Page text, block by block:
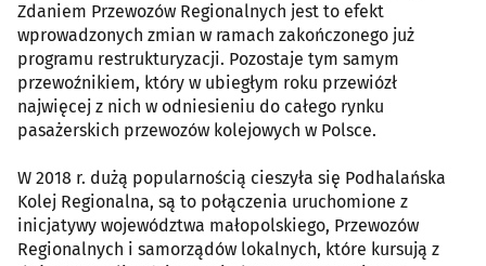
Zdaniem Przewozów Regionalnych jest to efekt
wprowadzonych zmian w ramach zakończonego już
programu restrukturyzacji. Pozostaje tym samym
przewoźnikiem, który w ubiegłym roku przewiózł
najwięcej z nich w odniesieniu do całego rynku
pasażerskich przewozów kolejowych w Polsce.
W 2018 r. dużą popularnością cieszyła się Podhalańska
Kolej Regionalna, są to połączenia uruchomione z
inicjatywy województwa małopolskiego, Przewozów
Regionalnych i samorządów lokalnych, które kursują z